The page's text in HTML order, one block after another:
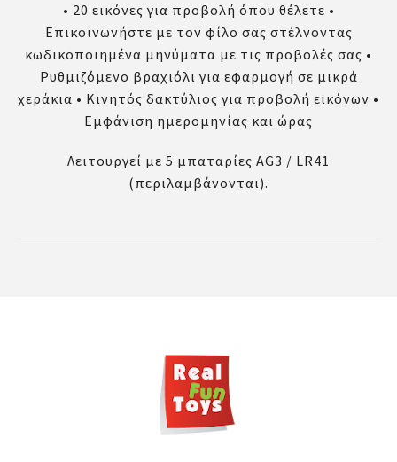
• 20 εικόνες για προβολή όπου θέλετε •
Επικοινωνήστε με τον φίλο σας στέλνοντας
κωδικοποιημένα μηνύματα με τις προβολές σας •
Ρυθμιζόμενο βραχιόλι για εφαρμογή σε μικρά
χεράκια • Κινητός δακτύλιος για προβολή εικόνων •
Εμφάνιση ημερομηνίας και ώρας
Λειτουργεί με 5 μπαταρίες AG3 / LR41
(περιλαμβάνονται).